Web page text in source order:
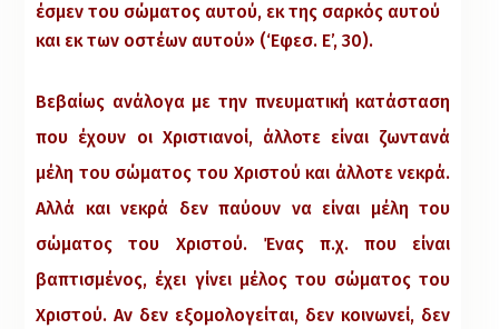
έσμεν του σώματος αυτού, εκ της σαρκός αυτού
και εκ των οστέων αυτού» (‘Εφεσ. Ε’, 30).
Βεβαίως ανάλογα με την πνευματική κατάσταση
που έχουν οι Χριστιανοί, άλλοτε είναι ζωντανά
μέλη του σώματος του Χριστού και άλλοτε νεκρά.
Αλλά και νεκρά δεν παύουν να είναι μέλη του
σώματος του Χριστού. Ένας π.χ. που είναι
βαπτισμένος, έχει γίνει μέλος του σώματος του
Χριστού. Αν δεν εξομολογείται, δεν κοινωνεί, δεν